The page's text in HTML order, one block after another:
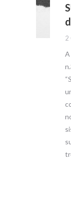
2
A